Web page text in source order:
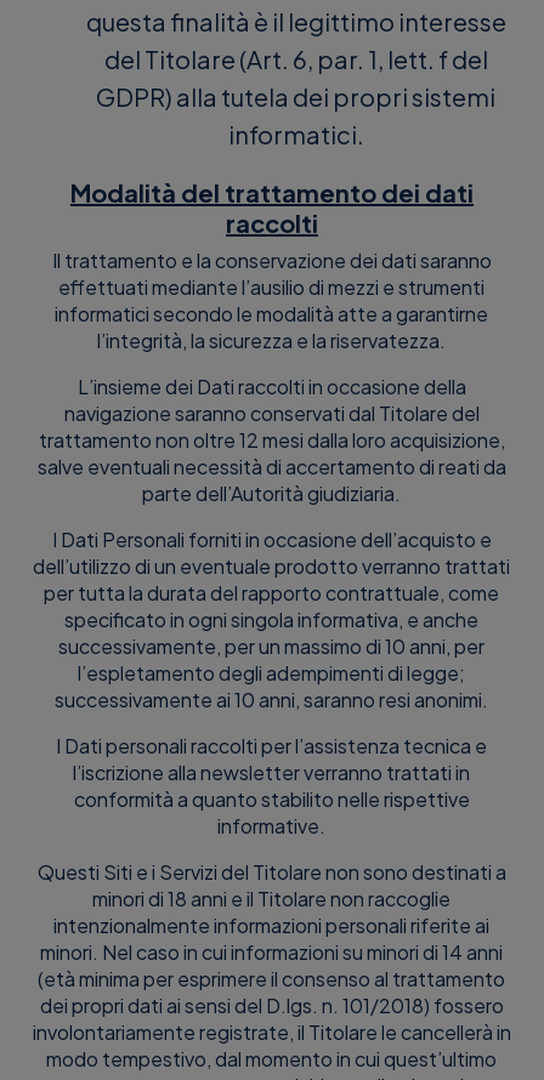
questa finalità è il legittimo interesse
del Titolare (Art. 6, par. 1, lett. f del
GDPR) alla tutela dei propri sistemi
informatici.
Modalità del trattamento dei dati
raccolti
Il trattamento e la conservazione dei dati saranno
effettuati mediante l’ausilio di mezzi e strumenti
informatici secondo le modalità atte a garantirne
l’integrità, la sicurezza e la riservatezza.
L’insieme dei Dati raccolti in occasione della
navigazione saranno conservati dal Titolare del
trattamento non oltre 12 mesi dalla loro acquisizione,
salve eventuali necessità di accertamento di reati da
parte dell’Autorità giudiziaria.
I Dati Personali forniti in occasione dell’acquisto e
dell’utilizzo di un eventuale prodotto verranno trattati
per tutta la durata del rapporto contrattuale, come
specificato in ogni singola informativa, e anche
successivamente, per un massimo di 10 anni, per
l’espletamento degli adempimenti di legge;
successivamente ai 10 anni, saranno resi anonimi.
I Dati personali raccolti per l’assistenza tecnica e
l’iscrizione alla newsletter verranno trattati in
conformità a quanto stabilito nelle rispettive
informative.
Questi Siti e i Servizi del Titolare non sono destinati a
minori di 18 anni e il Titolare non raccoglie
intenzionalmente informazioni personali riferite ai
minori. Nel caso in cui informazioni su minori di 14 anni
(età minima per esprimere il consenso al trattamento
dei propri dati ai sensi del D.lgs. n. 101/2018) fossero
involontariamente registrate, il Titolare le cancellerà in
modo tempestivo, dal momento in cui quest’ultimo